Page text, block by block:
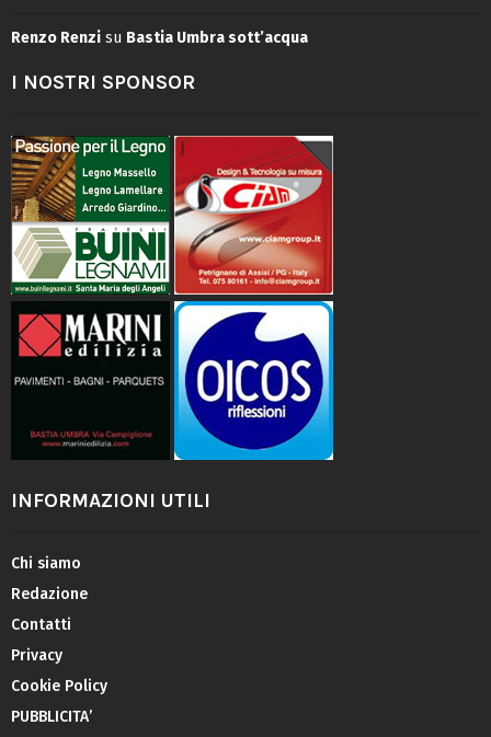
Renzo Renzi su Bastia Umbra sott’acqua
I NOSTRI SPONSOR
INFORMAZIONI UTILI
Chi siamo
Redazione
Contatti
Privacy
Cookie Policy
PUBBLICITA’